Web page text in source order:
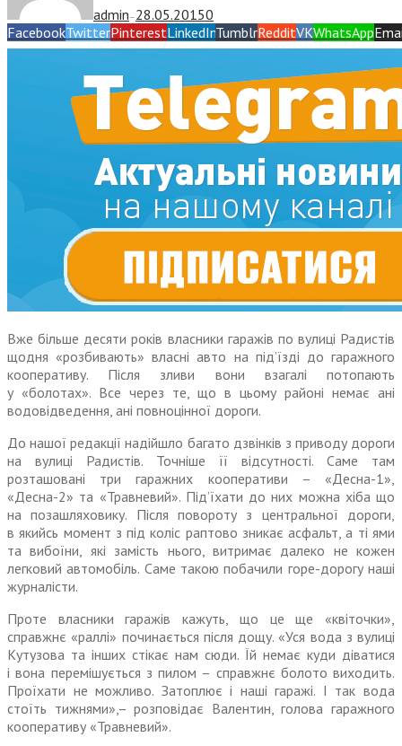
admin — 28.05.20150
FacebookTwitterPinterestLinkedInTumblrRedditVKWhatsApp
Вже більше десяти років власники гаражів по вулиці Радистів
щодня «розбивають» власні авто на під’їзді до гаражного
кооперативу. Після зливи вони взагалі потопають
у «болотах». Все через те, що в цьому районі немає ані
водовідведення, ані повноцінної дороги.
До нашої редакції надійшло багато дзвінків з приводу дороги
на вулиці Радистів. Точніше її відсутності. Саме там
розташовані три гаражних кооперативи – «Десна-1»,
«Десна-2» та «Травневий». Під’їхати до них можна хіба що
на позашляховику. Після повороту з центральної дороги,
в якийсь момент з під коліс раптово зникає асфальт, а ті ями
та вибоїни, які замість нього, витримає далеко не кожен
легковий автомобіль. Саме такою побачили горе-дорогу наші
журналісти.
Проте власники гаражів кажуть, що це ще «квіточки»,
справжнє «раллі» починається після дощу. «Уся вода з вулиці
Кутузова та інших стікає нам сюди. Їй немає куди діватися
і вона перемішується з пилом – справжнє болото виходить.
Проїхати не можливо. Затоплює і наші гаражі. І так вода
стоїть тижнями»,– розповідає Валентин, голова гаражного
кооперативу «Травневий».